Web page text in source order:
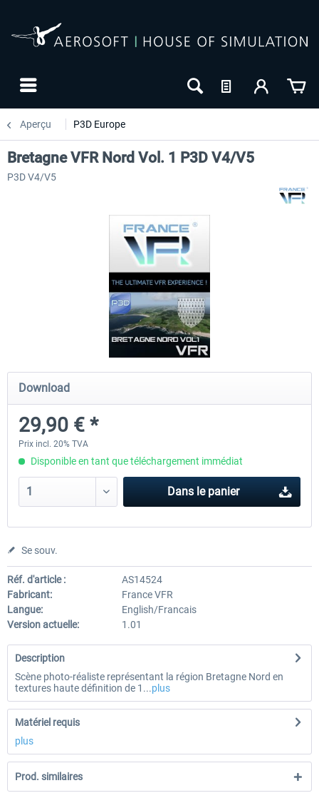
Aperçu P3D Europe
Hamburg-Finkenwerder
12,00 € *
Madeira X Evolution
Bretagne VFR Nord Vol. 1 P3D V4/V5
P3D V4/V5
Download
29,90 € *
Prix incl. 20% TVA
Disponible en tant que téléchargement immédiat
Dans le panier
Se souv.
Réf. d'article :
AS14524
Fabricant:
France VFR
Langue:
English/Francais
Version actuelle:
1.01
Description
Scène photo-réaliste représentant la région Bretagne Nord en
textures haute définition de 1...plus
Matériel requis
plus
Prod. similaires